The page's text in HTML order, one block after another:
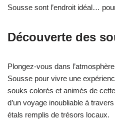
Sousse sont l’endroit idéal…
Découverte des
Plongez-vous dans
Sousse pour vivre une
souks colorés et animés de
d’un voyage inoubliable à
étals remplis de trésors locaux.